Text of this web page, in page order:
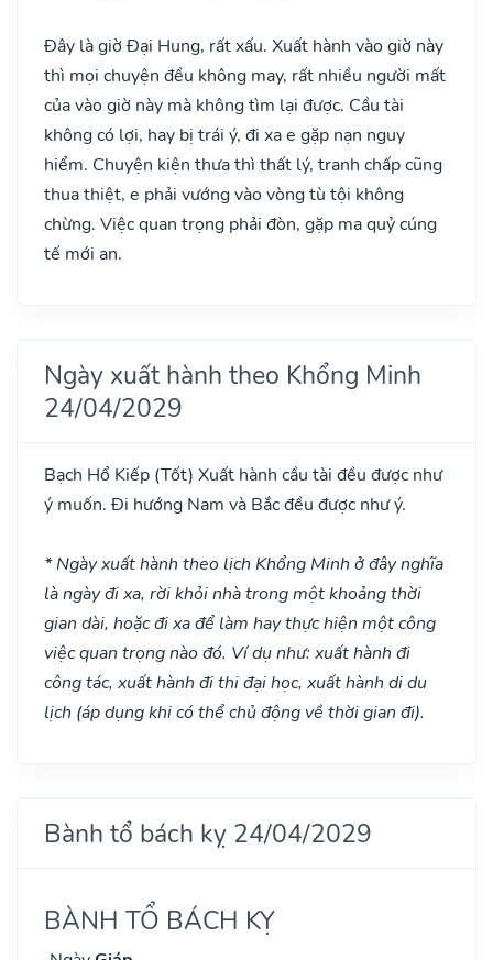
Đây là giờ Đại Hung, rất xấu. Xuất hành vào giờ này
thì mọi chuyện đều không may, rất nhiều người mất
của vào giờ này mà không tìm lại được. Cầu tài
không có lợi, hay bị trái ý, đi xa e gặp nạn nguy
hiểm. Chuyện kiện thưa thì thất lý, tranh chấp cũng
thua thiệt, e phải vướng vào vòng tù tội không
chừng. Việc quan trọng phải đòn, gặp ma quỷ cúng
tế mới an.
Ngày xuất hành theo Khổng Minh
24/04/2029
Bạch Hổ Kiếp (Tốt) Xuất hành cầu tài đều được như
ý muốn. Đi hướng Nam và Bắc đều được như ý.
* Ngày xuất hành theo lịch Khổng Minh ở đây nghĩa
là ngày đi xa, rời khỏi nhà trong một khoảng thời
gian dài, hoặc đi xa để làm hay thực hiện một công
việc quan trọng nào đó. Ví dụ như: xuất hành đi
công tác, xuất hành đi thi đại học, xuất hành di du
lịch (áp dụng khi có thể chủ động về thời gian đi).
Bành tổ bách kỵ 24/04/2029
BÀNH TỔ BÁCH KỴ